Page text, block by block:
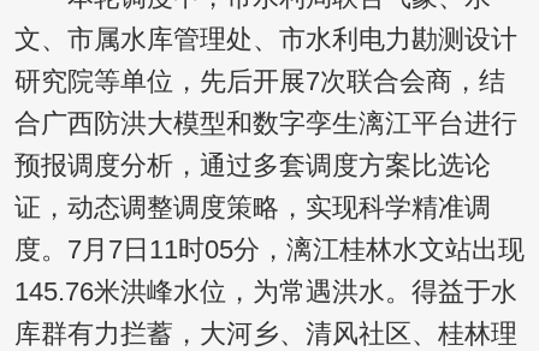
文、市属水库管理处、市水利电力勘测设计
研究院等单位，先后开展7次联合会商，结
合广西防洪大模型和数字孪生漓江平台进行
预报调度分析，通过多套调度方案比选论
证，动态调整调度策略，实现科学精准调
度。7月7日11时05分，漓江桂林水文站出现
145.76米洪峰水位，为常遇洪水。得益于水
库群有力拦蓄，大河乡、清风社区、桂林理